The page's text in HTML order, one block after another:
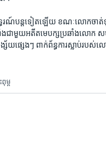
រណ៍​បន្ត​ទៀត​ឡើយ ខណៈ​លោក​ចា
ាំង​ជាមួយ​អតីត​មេបក្ស​ប្រឆាំង​លោក
ស័យ​ផ្សេងៗ ពាក់​ព័ន្ធ​ការ​ស្លាប់​របស់​
ម្ព